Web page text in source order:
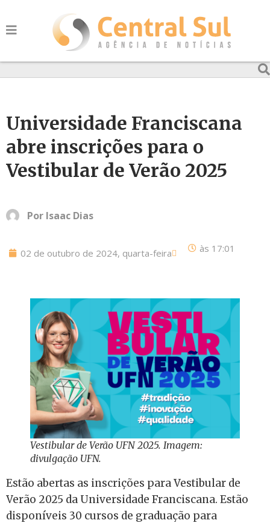
Universidade Franciscana
abre inscrições para o
Vestibular de Verão 2025
Por Isaac Dias
02 de outubro de 2024, quarta-feira às 17:01
Vestibular de Verão UFN 2025. Imagem:
divulgação UFN.
Estão abertas as inscrições para Vestibular de
Verão 2025 da Universidade Franciscana. Estão
disponíveis 30 cursos de graduação para